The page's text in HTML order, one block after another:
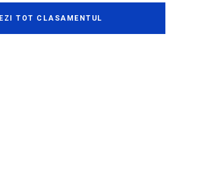
TOT CLASAMENTUL